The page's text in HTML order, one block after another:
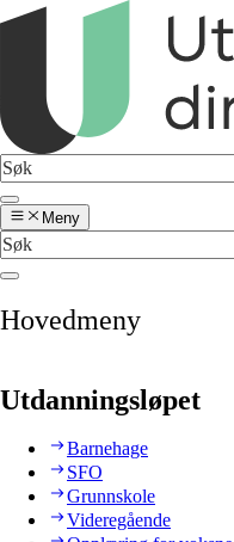
Meny
Hovedmeny
Utdanningsløpet
Barnehage
SFO
Grunnskole
Videregående